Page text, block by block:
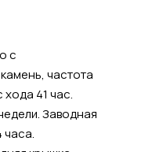
с
частота
хода 41 час.
Заводная
часа.